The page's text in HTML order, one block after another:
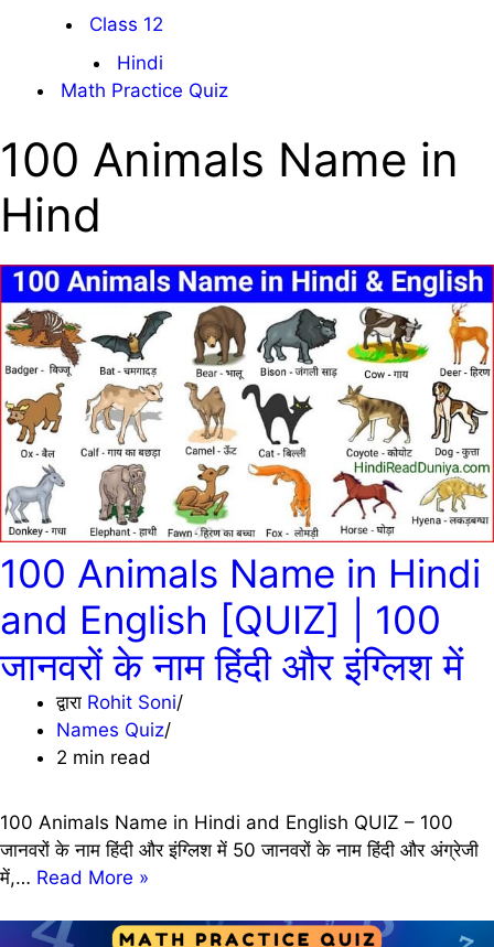
Class 12
Hindi
Math Practice Quiz
100 Animals Name in
Hind
100 Animals Name in Hindi
and English [QUIZ] | 100
जानवरों के नाम हिंदी और इंग्लिश में
द्वारा Rohit Soni
Names Quiz
2 min read
100 Animals Name in Hindi and English QUIZ – 100
जानवरों के नाम हिंदी और इंग्लिश में 50 जानवरों के नाम हिंदी और अंग्रेजी
में,… Read More »
Name